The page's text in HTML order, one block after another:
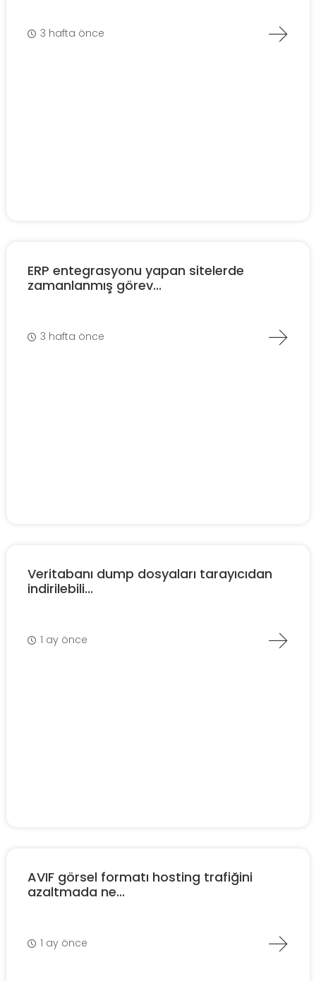
3 hafta önce
ERP entegrasyonu yapan sitelerde
zamanlanmış görev...
3 hafta önce
Veritabanı dump dosyaları tarayıcıdan
indirilebili...
1 ay önce
AVIF görsel formatı hosting trafiğini
azaltmada ne...
1 ay önce